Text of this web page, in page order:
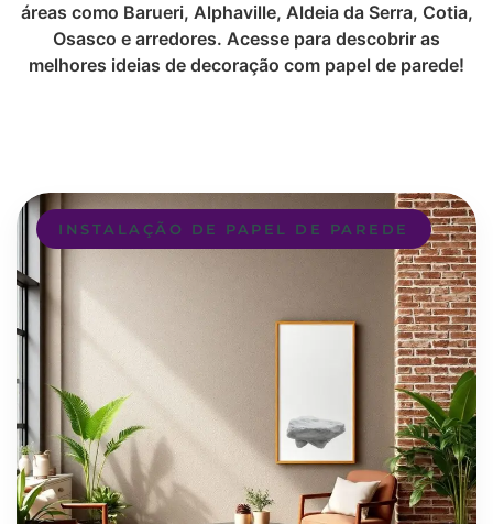
áreas como Barueri, Alphaville, Aldeia da Serra, Cotia,
Osasco e arredores. Acesse para descobrir as
melhores ideias de decoração com papel de parede!
INSTALAÇÃO DE PAPEL DE PAREDE